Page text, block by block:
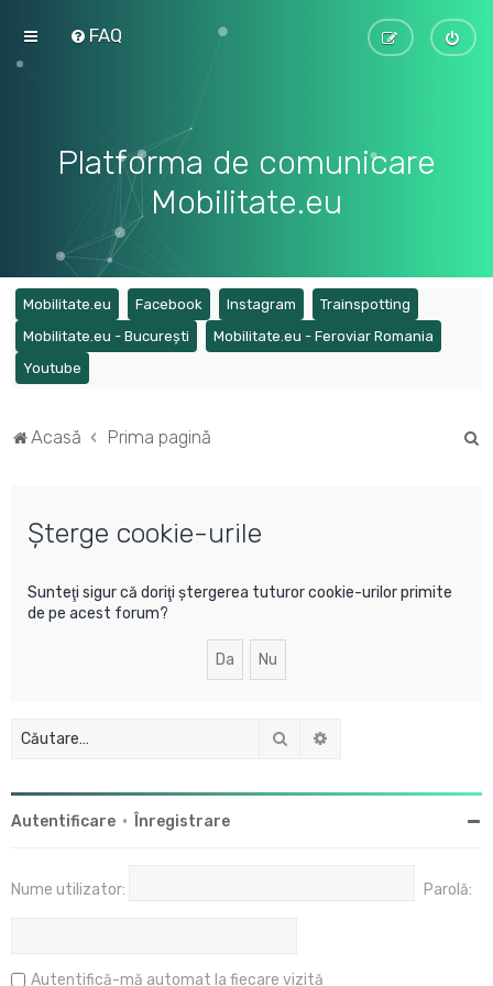
FAQ
Platforma de comunicare
Mobilitate.eu
Mobilitate.eu (Opens a new tab)
Facebook (Opens a new tab)
Instagram (Opens a new tab)
Trainspotting
Mobilitate.eu - București (Opens a new tab)
Mobilitate.eu - Feroviar Romania
Youtube
Acasă Prima pagină
Şterge cookie-urile
Sunteţi sigur că doriţi ştergerea tuturor cookie-urilor primite
de pe acest forum?
Căutare
Autentificare • Înregistrare
Nume utilizator: Parolă:
Autentifică-mă automat la fiecare vizită